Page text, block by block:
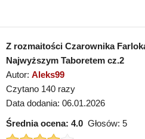
Z rozmaitości Czarownika
Najwyższym Taboretem cz.2
Autor: Aleks99
Czytano 140 razy
Data dodania: 06.01.2026
Średnia ocena: 4.0 Głosów: 5